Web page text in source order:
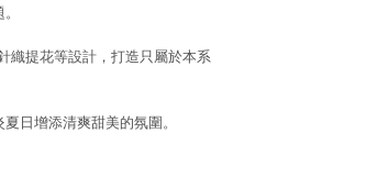
織提花等設計，打造只屬於本系
日增添清爽甜美的氛圍。